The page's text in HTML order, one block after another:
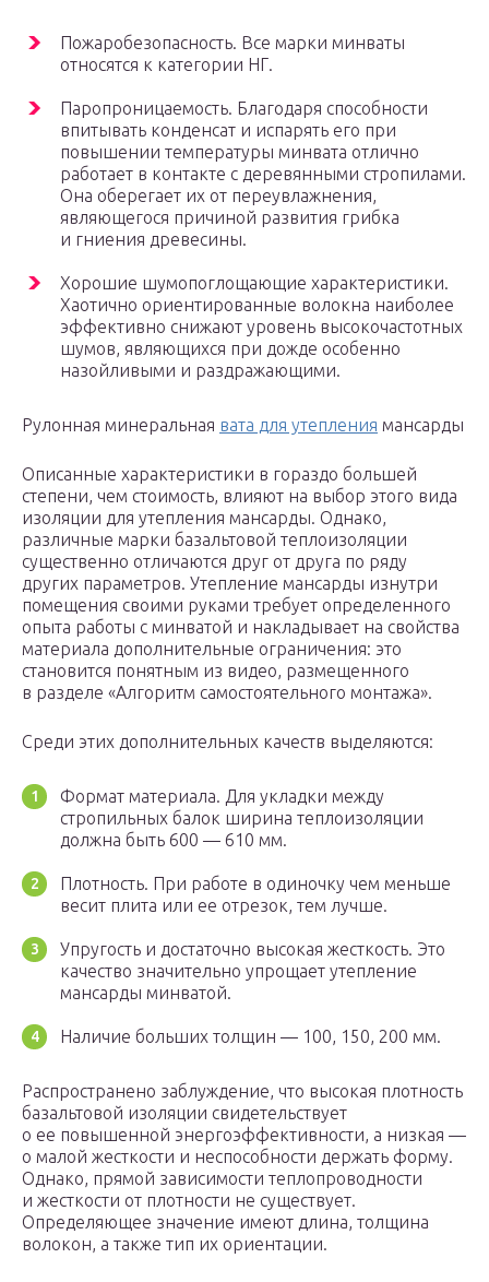
Пожаробезопасность. Все марки минваты
относятся к категории НГ.
Паропроницаемость. Благодаря способности
впитывать конденсат и испарять его при
повышении температуры минвата отлично
работает в контакте с деревянными стропилами.
Она оберегает их от переувлажнения,
являющегося причиной развития грибка
и гниения древесины.
Хорошие шумопоглощающие характеристики.
Хаотично ориентированные волокна наиболее
эффективно снижают уровень высокочастотных
шумов, являющихся при дожде особенно
назойливыми и раздражающими.
Рулонная минеральная вата для утепления мансарды
Описанные характеристики в гораздо большей
степени, чем стоимость, влияют на выбор этого вида
изоляции для утепления мансарды. Однако,
различные марки базальтовой теплоизоляции
существенно отличаются друг от друга по ряду
других параметров. Утепление мансарды изнутри
помещения своими руками требует определенного
опыта работы с минватой и накладывает на свойства
материала дополнительные ограничения: это
становится понятным из видео, размещенного
в разделе «Алгоритм самостоятельного монтажа».
Среди этих дополнительных качеств выделяются:
Формат материала. Для укладки между
стропильных балок ширина теплоизоляции
должна быть 600 — 610 мм.
Плотность. При работе в одиночку чем меньше
весит плита или ее отрезок, тем лучше.
Упругость и достаточно высокая жесткость. Это
качество значительно упрощает утепление
мансарды минватой.
Наличие больших толщин — 100, 150, 200 мм.
Распространено заблуждение, что высокая плотность
базальтовой изоляции свидетельствует
о ее повышенной энергоэффективности, а низкая —
о малой жесткости и неспособности держать форму.
Однако, прямой зависимости теплопроводности
и жесткости от плотности не существует.
Определяющее значение имеют длина, толщина
волокон, а также тип их ориентации.